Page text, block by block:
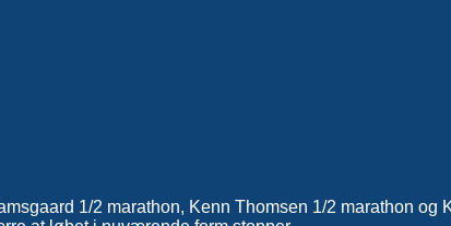
1/2 marathon, Kenn Thomsen 1/2 marathon og